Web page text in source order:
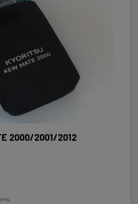
1,IEC/EN 61010-2-032,IEC/EN
1
2000/2001/2012